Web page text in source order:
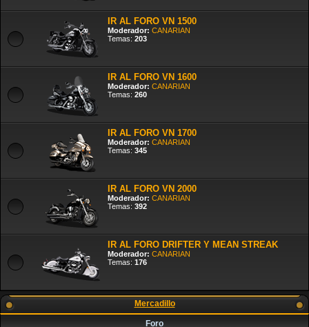
IR AL FORO VN 1500
Moderador: CANARIAN
Temas: 203
IR AL FORO VN 1600
Moderador: CANARIAN
Temas: 260
IR AL FORO VN 1700
Moderador: CANARIAN
Temas: 345
IR AL FORO VN 2000
Moderador: CANARIAN
Temas: 392
IR AL FORO DRIFTER Y MEAN STREAK
Moderador: CANARIAN
Temas: 176
Mercadillo
Foro